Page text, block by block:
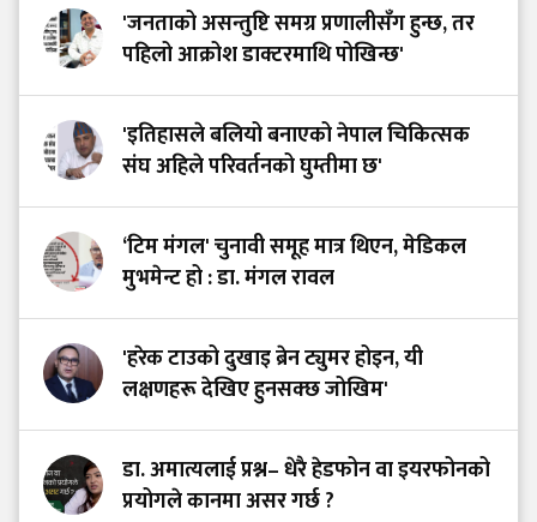
'जनताको असन्तुष्टि समग्र प्रणालीसँग हुन्छ, तर
पहिलो आक्रोश डाक्टरमाथि पोखिन्छ'
'इतिहासले बलियो बनाएको नेपाल चिकित्सक
संघ अहिले परिवर्तनको घुम्तीमा छ'
‘टिम मंगल' चुनावी समूह मात्र थिएन, मेडिकल
मुभमेन्ट हो : डा. मंगल रावल
'हरेक टाउको दुखाइ ब्रेन ट्युमर होइन, यी
लक्षणहरू देखिए हुनसक्छ जोखिम'
डा. अमात्यलाई प्रश्न– धेरै हेडफोन वा इयरफोनको
प्रयोगले कानमा असर गर्छ ?